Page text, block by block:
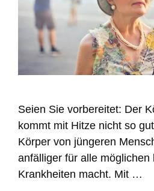
Seien Sie vorbereitet: Der
kommt mit Hitze nicht so
Körper von jüngeren
anfälliger für alle möglichen
Krankheiten macht. Mit …